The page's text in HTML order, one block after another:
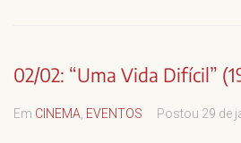
02/02: “Uma Vida Difícil”
Em CINEMA EVENTOS Postou 29 de